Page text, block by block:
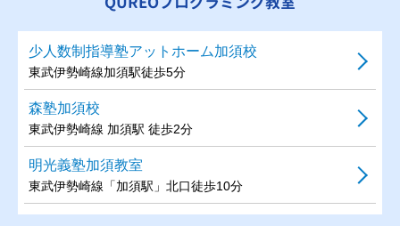
少人数制指導塾アットホーム加須校
東武伊勢崎線加須駅徒歩5分
森塾加須校
東武伊勢崎線 加須駅 徒歩2分
明光義塾加須教室
東武伊勢崎線「加須駅」北口徒歩10分